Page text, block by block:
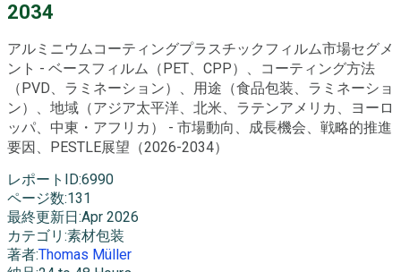
2034
アルミニウムコーティングプラスチックフィルム市場セグメ
ント - ベースフィルム（PET、CPP）、コーティング方法
（PVD、ラミネーション）、用途（食品包装、ラミネーショ
ン）、地域（アジア太平洋、北米、ラテンアメリカ、ヨーロ
ッパ、中東・アフリカ） - 市場動向、成長機会、戦略的推進
要因、PESTLE展望（2026-2034）
レポートID:6990
ページ数:131
最終更新日 :Apr 2026
カテゴリ :素材包装
著者:Thomas Müller